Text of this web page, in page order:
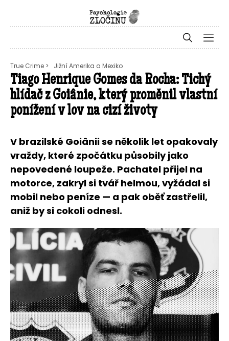
True Crime > Jižní Amerika a Mexiko
Tiago Henrique Gomes da Rocha: Tichý
hlídač z Goiânie, který proměnil vlastní
ponížení v lov na cizí životy
V brazilské Goiânii se několik let opakovaly
vraždy, které zpočátku působily jako
nepovedené loupeže. Pachatel přijel na
motorce, zakryl si tvář helmou, vyžádal si
mobil nebo peníze — a pak oběť zastřelil,
aniž by si cokoli odnesl.